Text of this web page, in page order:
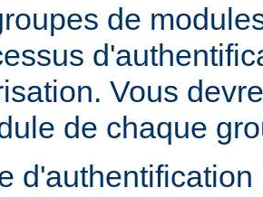
de
Vous
de chaque